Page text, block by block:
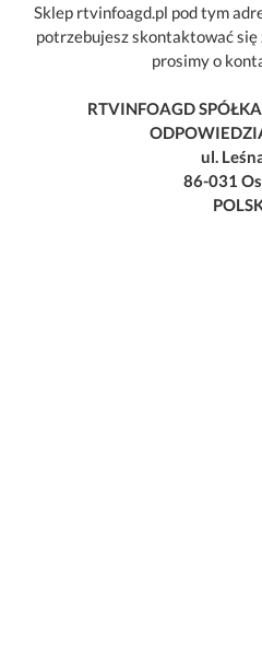
Sklep rtvinfoagd.pl pod tym
potrzebujesz skontaktować się
prosimy o
RTVINFOAGD
ul.
86-031